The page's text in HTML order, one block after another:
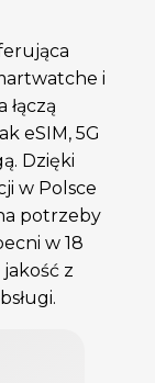
i
łączą
eSIM, 5G
Dzięki
w Polsce
potrzeby
w 18
jakość z